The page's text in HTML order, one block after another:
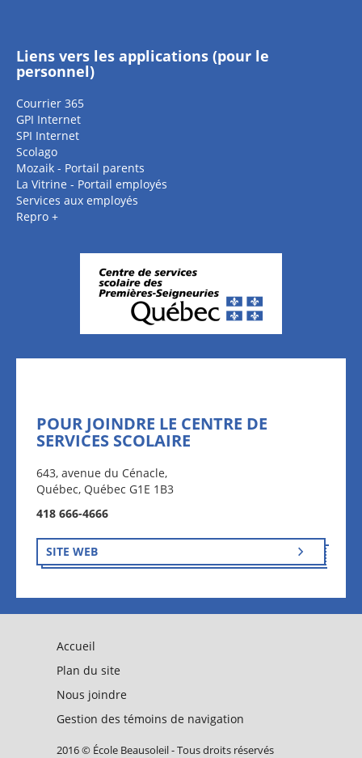
Liens vers les applications (pour le
personnel)
Courrier 365
GPI Internet
SPI Internet
Scolago
Mozaik - Portail parents
La Vitrine - Portail employés
Services aux employés
Repro +
POUR JOINDRE LE CENTRE DE
SERVICES SCOLAIRE
643, avenue du Cénacle,
Québec, Québec G1E 1B3
418 666-4666
SITE WEB
Accueil
Plan du site
Nous joindre
Gestion des témoins de navigation
2016 © École Beausoleil - Tous droits réservés